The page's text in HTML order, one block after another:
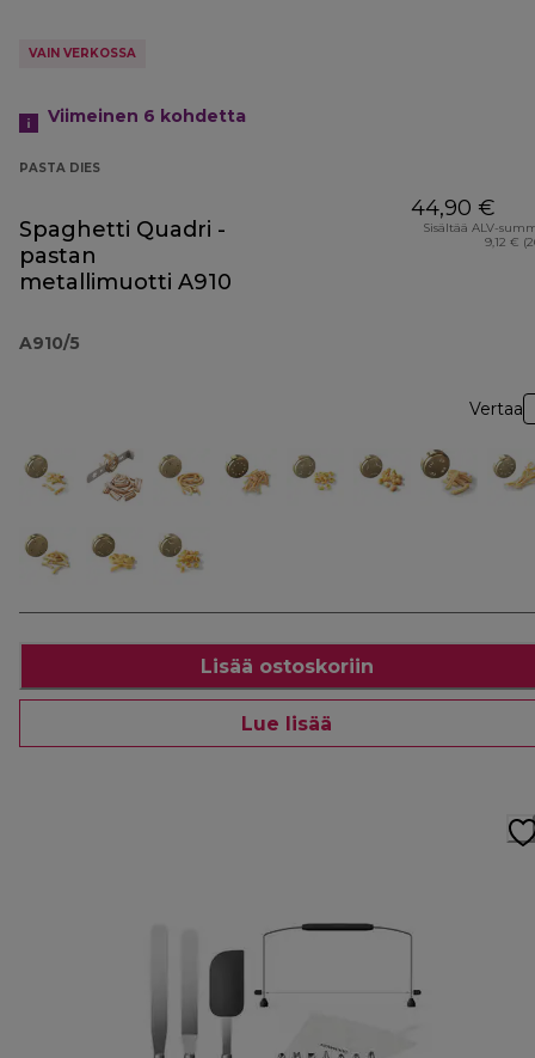
VAIN VERKOSSA
Viimeinen 6 kohdetta
PASTA DIES
Spaghetti Quadri -
pastan
metallimuotti A910
A910/5
44,90 €
Sisältää ALV-
9,12 €
Vertaa
Lisää ostoskoriin
Lue lisää